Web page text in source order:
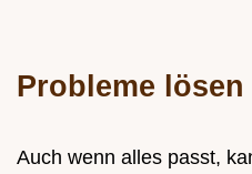
Probleme
Auch wenn alles passt,